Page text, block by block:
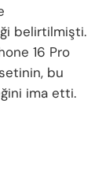
belirtilmişti.
16 Pro
bu
ima etti.